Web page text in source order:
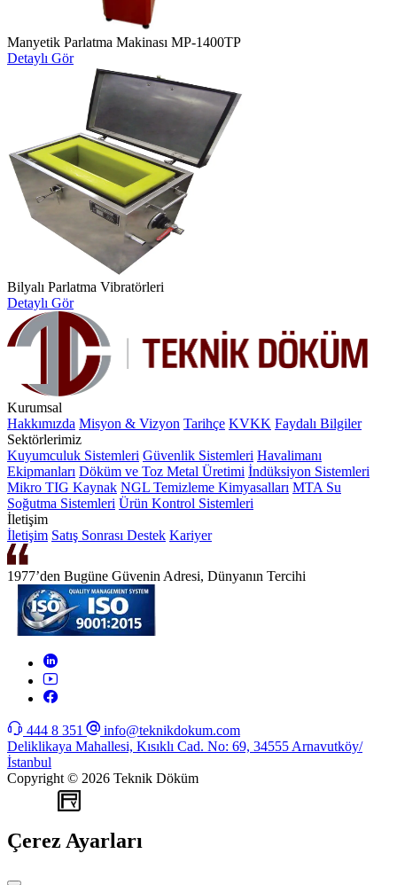
Manyetik Parlatma Makinası MP-1400TP
Detaylı Gör
Bilyalı Parlatma Vibratörleri
Detaylı Gör
Kurumsal
Hakkımızda Misyon & Vizyon Tarihçe KVKK Faydalı Bilgiler
Sektörlerimiz
Kuyumculuk Sistemleri Güvenlik Sistemleri Havalimanı
Ekipmanları Döküm ve Toz Metal Üretimi İndüksiyon Sistemleri
Mikro TIG Kaynak NGL Temizleme Kimyasalları MTA Su
Soğutma Sistemleri Ürün Kontrol Sistemleri
İletişim
İletişim Satış Sonrası Destek Kariyer
1977’den Bugüne Güvenin Adresi, Dünyanın Tercihi
444 8 351
info@teknikdokum.com
Deliklikaya Mahallesi, Kısıklı Cad. No: 69, 34555 Arnavutköy/
İstanbul
Copyright © 2026 Teknik Döküm
Çerez Ayarları